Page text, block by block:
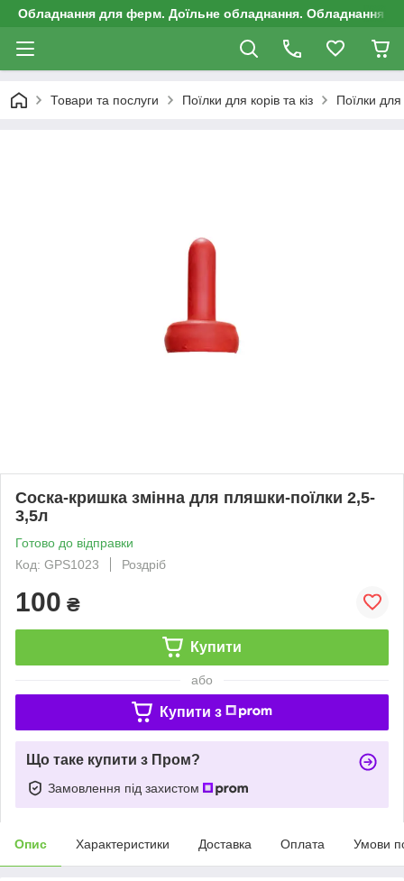
Обладнання для ферм. Доїльне обладнання. Обладнання
Товари та послуги Поїлки для корів та кіз Поїлки
Соска-кришка змінна для пляшки-поїлки 2,5-
3,5л
Готово до відправки
Код: GPS1023
Роздріб
100 ₴
Купити
або
Купити з
Що таке купити з Пром?
Замовлення під захистом
Опис Характеристики Доставка Оплата Умови